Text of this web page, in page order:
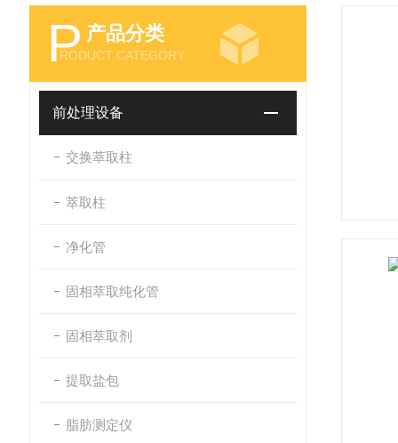
P 产品分类
RODUCT CATEGORY
前处理设备
交换萃取柱
萃取柱
净化管
固相萃取纯化管
固相萃取剂
提取盐包
脂肪测定仪